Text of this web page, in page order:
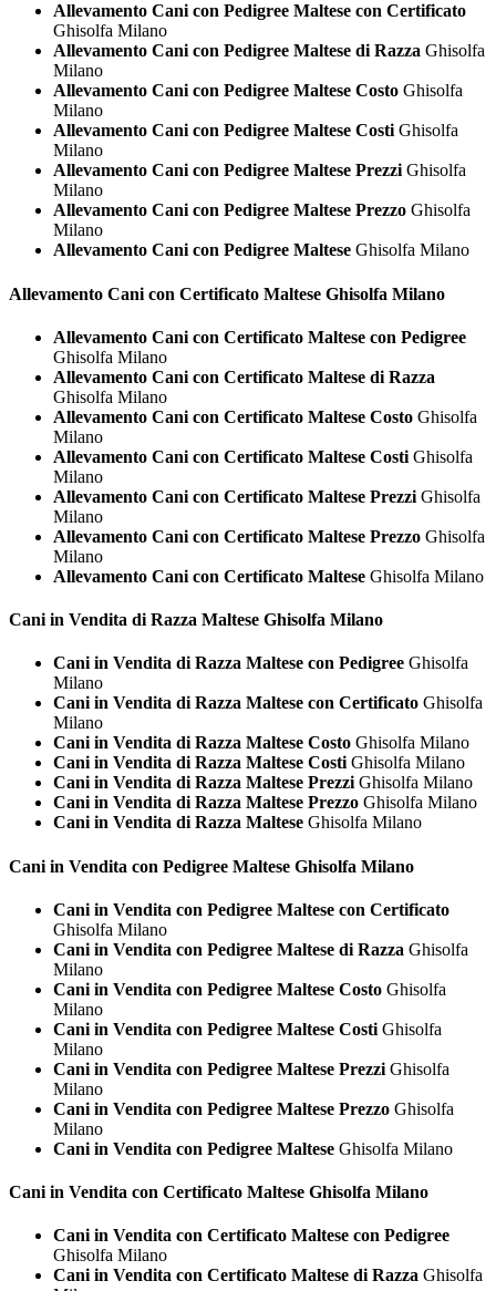
Allevamento Cani con Pedigree Maltese con Certificato
Ghisolfa Milano
Allevamento Cani con Pedigree Maltese di Razza Ghisolfa
Milano
Allevamento Cani con Pedigree Maltese Costo Ghisolfa
Milano
Allevamento Cani con Pedigree Maltese Costi Ghisolfa
Milano
Allevamento Cani con Pedigree Maltese Prezzi Ghisolfa
Milano
Allevamento Cani con Pedigree Maltese Prezzo Ghisolfa
Milano
Allevamento Cani con Pedigree Maltese Ghisolfa Milano
Allevamento Cani con Certificato Maltese Ghisolfa Milano
Allevamento Cani con Certificato Maltese con Pedigree
Ghisolfa Milano
Allevamento Cani con Certificato Maltese di Razza
Ghisolfa Milano
Allevamento Cani con Certificato Maltese Costo Ghisolfa
Milano
Allevamento Cani con Certificato Maltese Costi Ghisolfa
Milano
Allevamento Cani con Certificato Maltese Prezzi Ghisolfa
Milano
Allevamento Cani con Certificato Maltese Prezzo Ghisolfa
Milano
Allevamento Cani con Certificato Maltese Ghisolfa Milano
Cani in Vendita di Razza Maltese Ghisolfa Milano
Cani in Vendita di Razza Maltese con Pedigree Ghisolfa
Milano
Cani in Vendita di Razza Maltese con Certificato Ghisolfa
Milano
Cani in Vendita di Razza Maltese Costo Ghisolfa Milano
Cani in Vendita di Razza Maltese CostiGhisolfa Milano
Cani in Vendita di Razza Maltese PrezziGhisolfa Milano
Cani in Vendita di Razza Maltese Prezzo Ghisolfa Milano
Cani in Vendita di Razza Maltese Ghisolfa Milano
Cani in Vendita con Pedigree Maltese Ghisolfa Milano
Cani in Vendita con Pedigree Maltese con Certificato
Ghisolfa Milano
Cani in Vendita con Pedigree Maltese di Razza Ghisolfa
Milano
Cani in Vendita con Pedigree Maltese Costo Ghisolfa
Milano
Cani in Vendita con Pedigree Maltese Costi Ghisolfa
Milano
Cani in Vendita con Pedigree Maltese Prezzi Ghisolfa
Milano
Cani in Vendita con Pedigree Maltese Prezzo Ghisolfa
Milano
Cani in Vendita con Pedigree Maltese Ghisolfa Milano
Cani in Vendita con Certificato Maltese Ghisolfa Milano
Cani in Vendita con Certificato Maltese con Pedigree
Ghisolfa Milano
Cani in Vendita con Certificato Maltese di Razza Ghisolfa